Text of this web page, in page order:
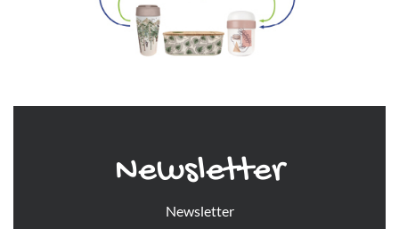
Newsletter
Newsletter